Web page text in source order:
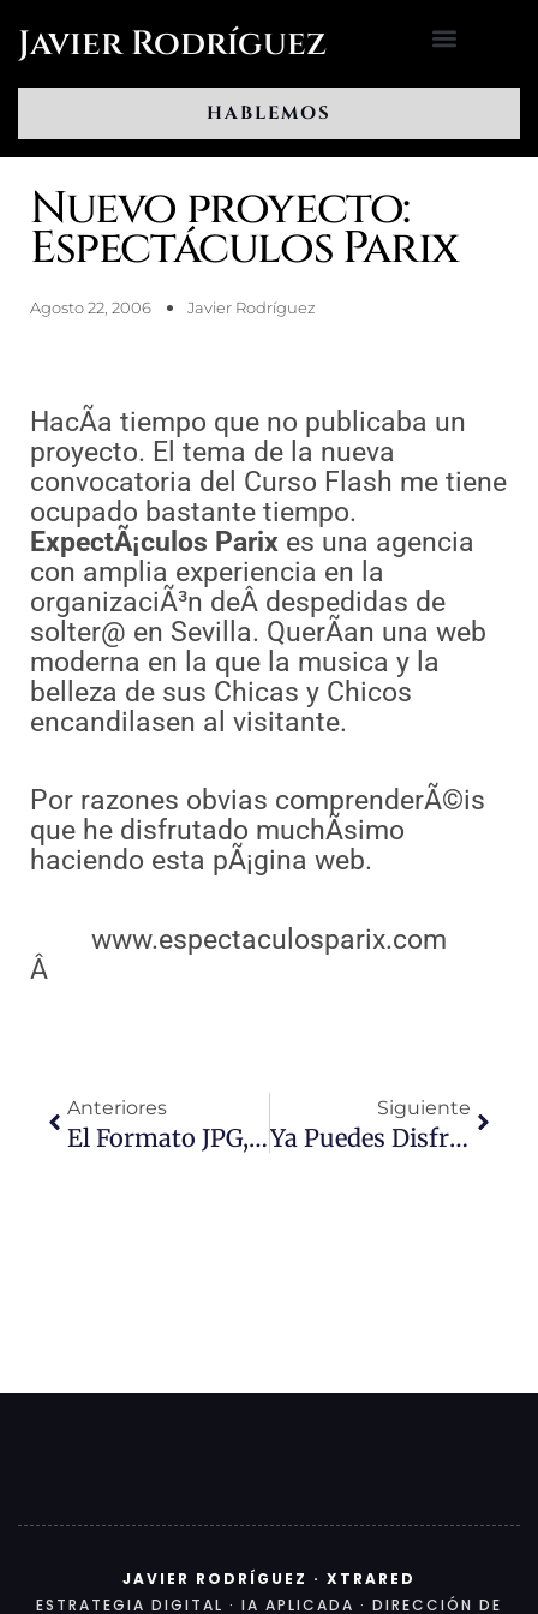
Javier Rodríguez
HABLEMOS
Nuevo proyecto:
Espectáculos Parix
Agosto 22, 2006 Javier Rodríguez
HacÃ­a tiempo que no publicaba un
proyecto. El tema de la nueva
convocatoria del Curso Flash me tiene
ocupado bastante tiempo.
ExpectÃ¡culos Parix es una agencia
con amplia experiencia en la
organizaciÃ³n deÂ despedidas de
solter@ en Sevilla. QuerÃ­an una web
moderna en la que la musica y la
belleza de sus Chicas y Chicos
encandilasen al visitante.
Por razones obvias comprenderÃ©is
que he disfrutado muchÃ­simo
haciendo esta pÃ¡gina web.
www.espectaculosparix.com
Â
Anteriores
El Formato JPG, Interesante Artículo
Siguiente
Ya Puedes Disfrutar Libremente De Google Analytics
JAVIER RODRÍGUEZ · XTRARED
ESTRATEGIA DIGITAL · IA APLICADA · DIRECCIÓN DE